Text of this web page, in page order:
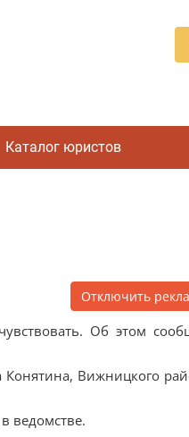
Каталог юристов
Отключить
Об этом
Конятина, Вижницкого
ведомстве.